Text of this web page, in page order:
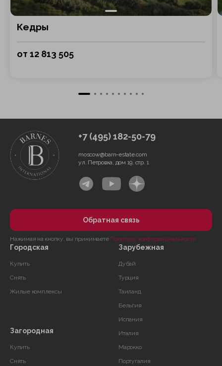
Кедры
от 12 813 505
Городская
Купить
Снять
Жилые комплексы
Загородная
Купить
Снять
Зарубежная
Дубай
Турция
Таиланд
Бельгия
Испания
Италия
Марокко
Португалия
+7 (495) 182-50-79
moscow@barn-estate.com
ул. Петровка, дом 19, стр. 1
Обратная связь
Нажимая на кнопку, вы принимаете Политику конфиденциальности